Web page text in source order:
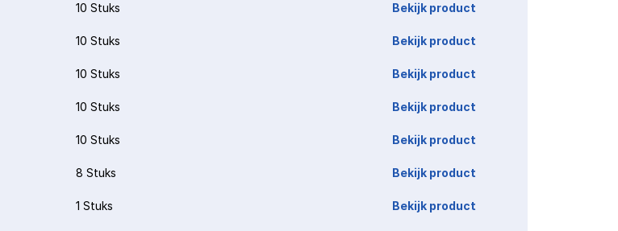
10 Stuks Bekijk product
10 Stuks Bekijk product
10 Stuks Bekijk product
10 Stuks Bekijk product
10 Stuks Bekijk product
8 Stuks Bekijk product
1 Stuks Bekijk product